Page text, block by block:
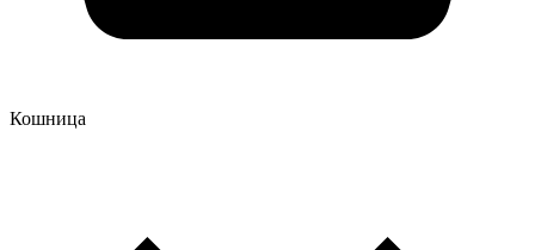
Кошница